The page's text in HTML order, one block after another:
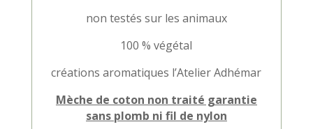
non testés sur les animaux
100 % végétal
créations aromatiques l’Atelier Adhémar
Mèche de coton non traité garantie
sans plomb ni fil de nylon